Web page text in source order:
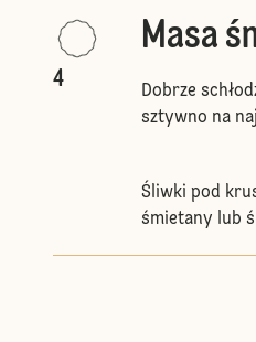
4
Masa
Dobrze
sztywno na
Śliwki pod
śmietany lub